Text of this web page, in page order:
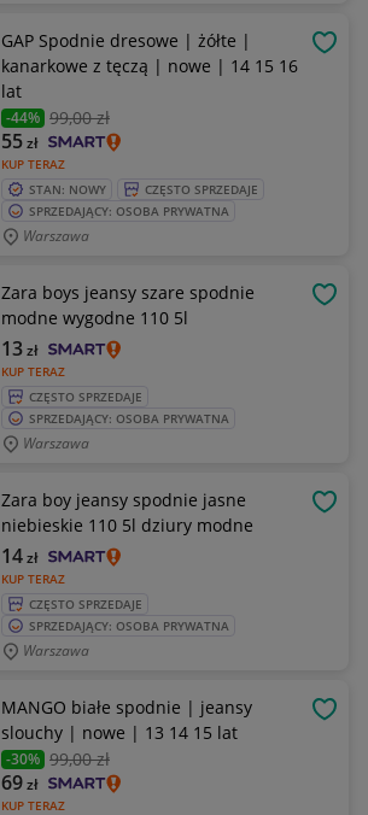
GAP Spodnie dresowe | żółte |
kanarkowe z tęczą | nowe | 14 15 16
lat
-44% 99,00 zł
KUP TERAZ
55zł
STAN: NOWY
CZĘSTO SPRZEDAJE
SPRZEDAJĄCY: OSOBA PRYWATNA
Warszawa
Zara boys jeansy szare spodnie
modne wygodne 110 5l
KUP TERAZ
13zł
CZĘSTO SPRZEDAJE
SPRZEDAJĄCY: OSOBA PRYWATNA
Warszawa
Zara boy jeansy spodnie jasne
niebieskie 110 5l dziury modne
KUP TERAZ
14zł
CZĘSTO SPRZEDAJE
SPRZEDAJĄCY: OSOBA PRYWATNA
Warszawa
MANGO białe spodnie | jeansy
slouchy | nowe | 13 14 15 lat
-30% 99,00 zł
KUP TERAZ
69zł